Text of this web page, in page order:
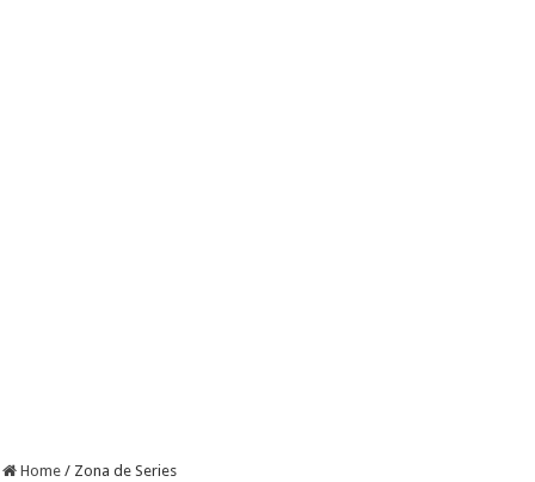
Home / Zona de Series